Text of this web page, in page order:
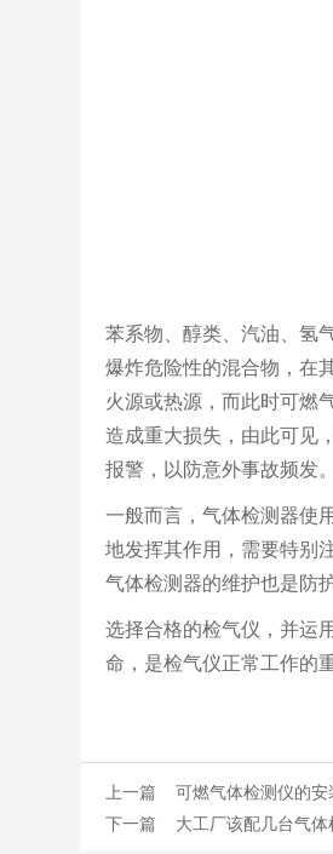
苯系物、醇类、汽油、氢
爆炸危险性的混合物，在
火源或热源，而此时可燃
造成重大损失，由此可见
报警，以防意外事故频发。
一般而言，气体检测器使
地发挥其作用，需要特别
气体检测器的维护也是防
选择合格的检气仪，并运
命，是检气仪正常工作的
上一篇可燃气体检测仪的
下一篇 大工厂该配几台气体